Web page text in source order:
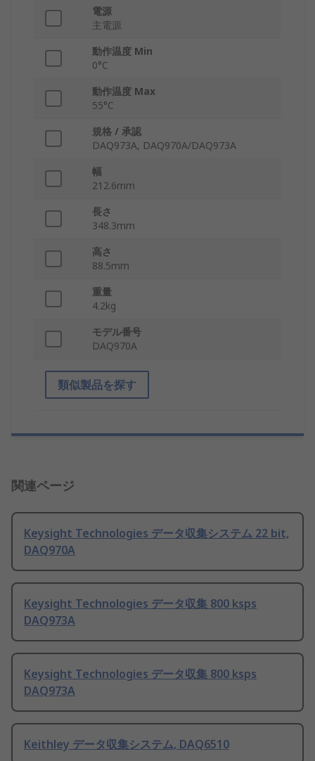
電源
主電源
動作温度 Min
0°C
動作温度 Max
55°C
規格 / 承認
DAQ973A, DAQ970A/DAQ973A
幅
212.6mm
長さ
348.3mm
高さ
88.5mm
重量
4.2kg
モデル番号
DAQ970A
類似製品を探す
関連ページ
Keysight Technologies データ収集システム 22 bit,
DAQ970A
Keysight Technologies データ収集 800 ksps
DAQ973A
Keysight Technologies データ収集 800 ksps
DAQ973A
Keithley データ収集システム, DAQ6510